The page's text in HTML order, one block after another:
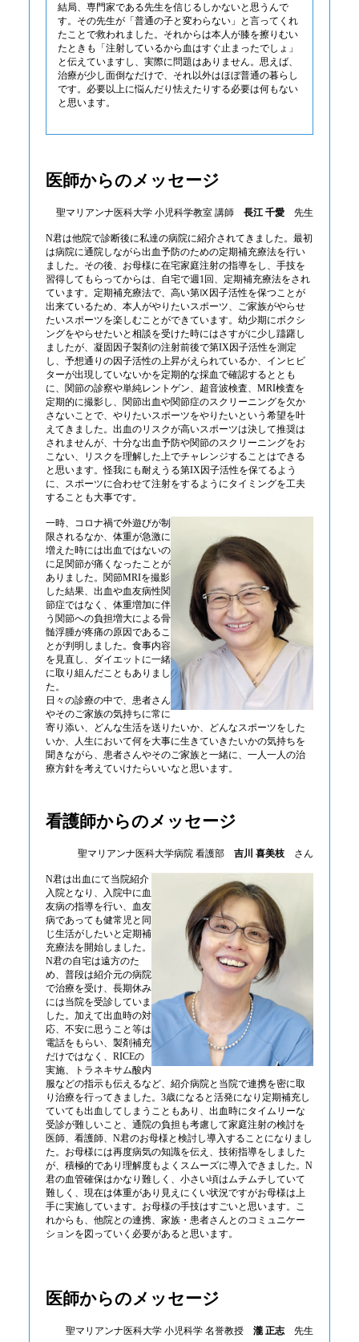
結局、専門家である先生を信じるしかないと思うんで
す。その先生が「普通の子と変わらない」と言ってくれ
たことで救われました。それからは本人が膝を擦りむい
たときも「注射しているから血はすぐ止まったでしょ」
と伝えていますし、実際に問題はありません。思えば、
治療が少し面倒なだけで、それ以外はほぼ普通の暮らし
です。必要以上に悩んだり怯えたりする必要は何もない
と思います。
医師からのメッセージ
聖マリアンナ医科大学 小児科学教室 講師長江 千愛 先生
N君は他院で診断後に私達の病院に紹介されてきました。最初
は病院に通院しながら出血予防のための定期補充療法を行い
ました。その後、お母様に在宅家庭注射の指導をし、手技を
習得してもらってからは、自宅で週1回、定期補充療法をされ
ています。定期補充療法で、高い第Ⅸ因子活性を保つことが
出来ているため、本人がやりたいスポーツ、ご家族がやらせ
たいスポーツを楽しむことができています。幼少期にボクシ
ングをやらせたいと相談を受けた時にはさすがに少し躊躇し
ましたが、凝固因子製剤の注射前後で第IX因子活性を測定
し、予想通りの因子活性の上昇がえられているか、インヒビ
ターが出現していないかを定期的な採血で確認するととも
に、関節の診察や単純レントゲン、超音波検査、MRI検査を
定期的に撮影し、関節出血や関節症のスクリーニングを欠か
さないことで、やりたいスポーツをやりたいという希望を叶
えてきました。出血のリスクが高いスポーツは決して推奨は
されませんが、十分な出血予防や関節のスクリーニングをお
こない、リスクを理解した上でチャレンジすることはできる
と思います。怪我にも耐えうる第IX因子活性を保てるよう
に、スポーツに合わせて注射をするようにタイミングを工夫
することも大事です。
一時、コロナ禍で外遊びが制
限されるなか、体重が急激に
増えた時には出血ではないの
に足関節が痛くなったことが
ありました。関節MRIを撮影
した結果、出血や血友病性関
節症ではなく、体重増加に伴
う関節への負担増大による骨
髄浮腫が疼痛の原因であるこ
とが判明しました。食事内容
を見直し、ダイエットに一緒
に取り組んだこともありまし
た。
日々の診療の中で、患者さん
やそのご家族の気持ちに常に
寄り添い、どんな生活を送りたいか、どんなスポーツをした
いか、人生において何を大事に生きていきたいかの気持ちを
聞きながら、患者さんやそのご家族と一緒に、一人一人の治
療方針を考えていけたらいいなと思います。
看護師からのメッセージ
聖マリアンナ医科大学病院 看護部吉川 喜美枝 さん
N君は出血にて当院紹介
入院となり、入院中に血
友病の指導を行い、血友
病であっても健常児と同
じ生活がしたいと定期補
充療法を開始しました。
N君の自宅は遠方のた
め、普段は紹介元の病院
で治療を受け、長期休み
には当院を受診していま
した。加えて出血時の対
応、不安に思うこと等は
電話をもらい、製剤補充
だけではなく、RICEの
実施、トラネキサム酸内
服などの指示も伝えるなど、紹介病院と当院で連携を密に取
り治療を行ってきました。3歳になると活発になり定期補充し
ていても出血してしまうこともあり、出血時にタイムリーな
受診が難しいこと、通院の負担も考慮して家庭注射の検討を
医師、看護師、N君のお母様と検討し導入することになりまし
た。お母様には再度病気の知識を伝え、技術指導をしました
が、積極的であり理解度もよくスムーズに導入できました。N
君の血管確保はかなり難しく、小さい頃はムチムチしていて
難しく、現在は体重があり見えにくい状況ですがお母様は上
手に実施しています。お母様の手技はすごいと思います。こ
れからも、他院との連携、家族・患者さんとのコミュニケー
ションを図っていく必要があると思います。
医師からのメッセージ
聖マリアンナ医科大学 小児科学 名誉教授瀧 正志先生